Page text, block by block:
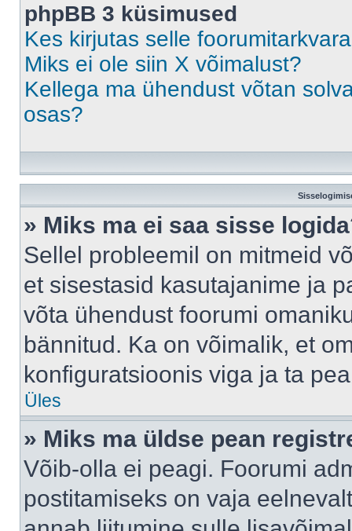
phpBB 3 küsimused
Kes kirjutas selle
Miks ei ole siin X võimalust?
Kellega ma ühendust võtan
osas?
» Miks ma ei saa sisse
Sellel probleemil on mitmeid
et sisestasid kasutajanime ja
võta ühendust foorumi
bännitud. Ka on võimalik, et
konfiguratsioonis viga ja ta
Üles
» Miks ma üldse pean
Võib-olla ei peagi. Foorumi
postitamiseks on vaja